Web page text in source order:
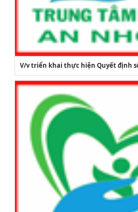
V/v triển khai thực hiện Quyết định